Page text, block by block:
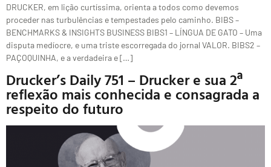
DRUCKER, em lição curtíssima, orienta a todos como devemos
proceder nas turbulências e tempestades pelo caminho. BIBS –
BENCHMARKS & INSIGHTS BUSINESS BIBS1 – LÍNGUA DE GATO – Uma
disputa medíocre, e uma triste escorregada do jornal VALOR. BIBS2 –
PAÇOQUINHA, e a verdadeira e […]
Drucker’s Daily 751 – Drucker e sua 2ª
reflexão mais conhecida e consagrada a
respeito do futuro